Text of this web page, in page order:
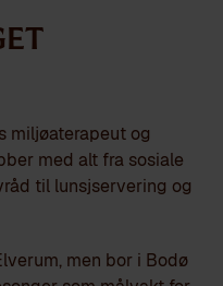
miljøaterapeut og
med alt fra sosiale
til lunsjservering og
men bor i Bodø